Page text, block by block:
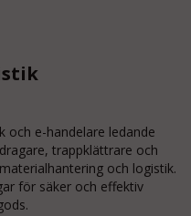
och e-handelare ledande
trappklättrare och
och logistik.
för säker och effektiv